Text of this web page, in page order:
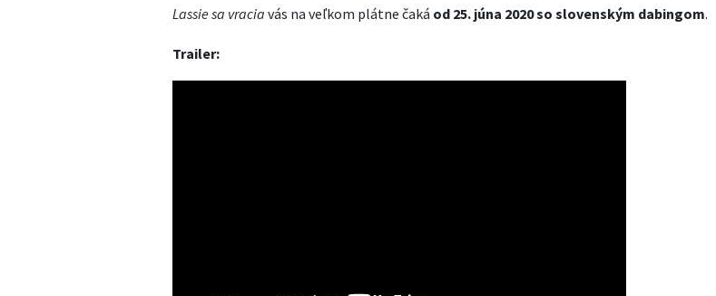
Lassie sa vracia vás na veľkom plátne čaká od 25. júna 2020 so slovenským dabingom.
Trailer: